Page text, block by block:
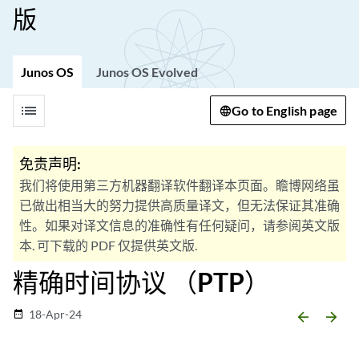
版
Junos OS Junos OS Evolved
list Go to English page
免责声明:
我们将使用第三方机器翻译软件翻译本页面。瞻博网络虽
已做出相当大的努力提供高质量译文，但无法保证其准确
性。如果对译文信息的准确性有任何疑问，请参阅英文版
本. 可下载的 PDF 仅提供英文版.
精确时间协议 （PTP）
date_range 18-Apr-24 arrow_backward arrow_forward